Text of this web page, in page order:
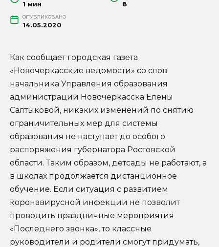
1 мин 8
ОПУБЛИКОВАНО
14.05.2020
Как сообщает городская газета
«Новочеркасские ведомости» со слов
начальника Управления образования
администрации Новочеркасска Елены
Салтыковой, никаких изменений по снятию
ограничительных мер для системы
образования не наступает до особого
распоряжения губернатора Ростовской
области. Таким образом, детсады не работают, а
в школах продолжается дистанционное
обучение. Если ситуация с развитием
коронавирусной инфекции не позволит
проводить праздничные мероприятия
«Последнего звонка», то классные
руководители и родители смогут придумать,